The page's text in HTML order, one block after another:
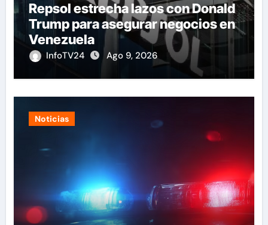
Repsol estrecha lazos con Donald
Trump para asegurar negocios en
Venezuela
InfoTV24 Ago 9, 2026
Noticias